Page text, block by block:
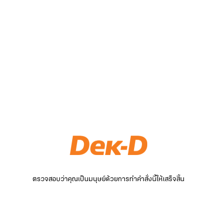
ตรวจสอบว่าคุณเป็นมนุษย์ด้วยการทำคำสั่งนี้ให้เสร็จสิ้น